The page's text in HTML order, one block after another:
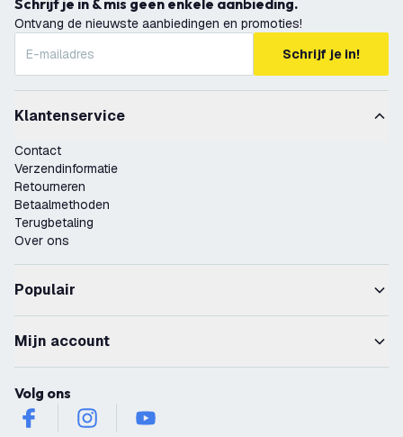
Schrijf je in & mis geen enkele aanbieding.
Ontvang de nieuwste aanbiedingen en promoties!
Schrijf je in!
Klantenservice
Contact
Verzendinformatie
Retourneren
Betaalmethoden
Terugbetaling
Over ons
Populair
Mijn account
Volg ons
facebookinstagramyoutube